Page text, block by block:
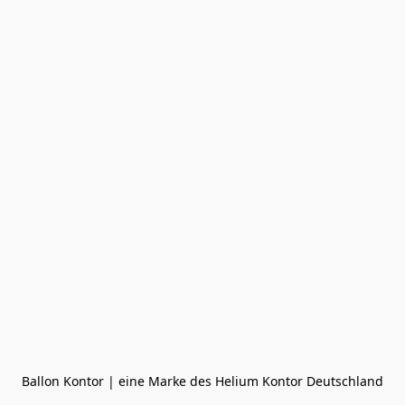
Ballon Kontor | eine Marke des Helium Kontor Deutschland